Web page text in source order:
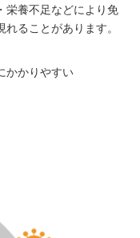
栄養不足などにより免
ることがあります。
かかりやすい